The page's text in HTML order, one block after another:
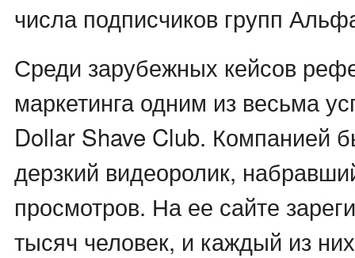
числа подписчиков групп
Среди зарубежных кейсов
маркетинга одним из весьма
Dollar Shave Club. Компанией
дерзкий видеоролик,
просмотров. На ее сайте
тысяч человек, и каждый из